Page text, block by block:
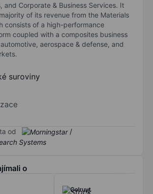
and Corporate & Business Services. It
of its revenue from the Materials
consists of a high-performance
coupled with a composites business
aerospace & defense, and
suroviny
od /
o
Colruyt